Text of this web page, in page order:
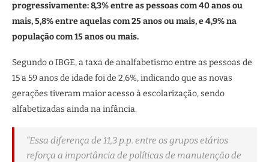
progressivamente: 8,3% entre as pessoas com 40 anos ou
mais, 5,8% entre aquelas com 25 anos ou mais, e 4,9% na
população com 15 anos ou mais.
Segundo o IBGE, a taxa de analfabetismo entre as pessoas de
15 a 59 anos de idade foi de 2,6%, indicando que as novas
gerações tiveram maior acesso à escolarização, sendo
alfabetizadas ainda na infância.
“Essa diferença de 11,3 p.p. entre os grupos etários
reforça a importância de políticas de manutenção de